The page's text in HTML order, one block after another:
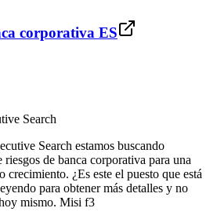
corporativa ES
Search
Search estamos buscando
de banca corporativa para una
crecimiento. ¿Es este el puesto que está
para obtener más detalles y no
mismo. Misi f3